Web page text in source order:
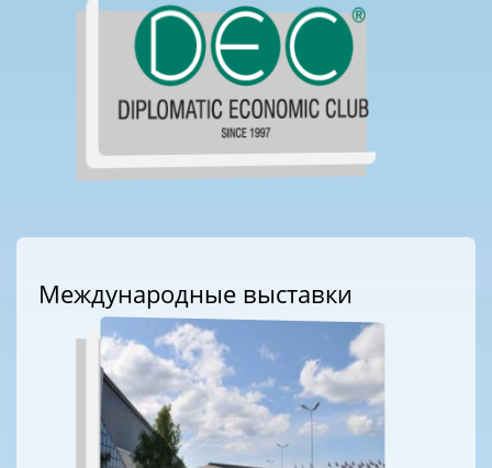
Международные выставки